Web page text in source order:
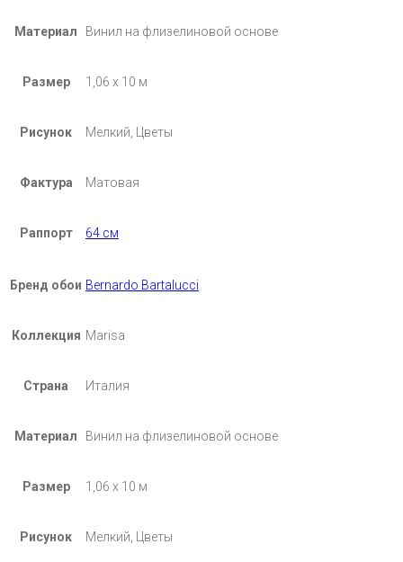
Материал Винил на флизелиновой основе
Размер 1,06 х 10 м
Рисунок Мелкий, Цветы
Фактура Матовая
Раппорт 64 см
Бренд обои Bernardo Bartalucci
Коллекция Marisa
Страна Италия
Материал Винил на флизелиновой основе
Размер 1,06 х 10 м
Рисунок Мелкий, Цветы